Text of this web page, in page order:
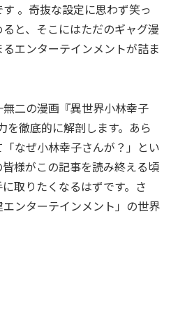
す 。奇抜な設定に思わず笑っ
と、そこにはただのギャグ漫
エンターテインメントが詰ま
二の漫画『異世界小林幸子
を徹底的に解剖します。あら
なぜ小林幸子さんが？」とい
様がこの記事を読み終える頃
取りたくなるはずです。さ
ンターテインメント」の世界